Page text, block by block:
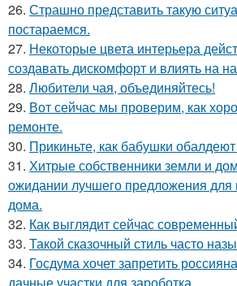
26. Страшно представить такую
постараемся.
27. Некоторые цвета интерьера
создавать дискомфорт и влиять на
28. Любители чая, объединяйтесь!
29. Вот сейчас мы проверим, как
ремонте.
30. Прикиньте, как бабушки
31. Хитрые собственники земли и
ожидании лучшего предложения для
дома.
32. Как выглядит сейчас
33. Такой сказочный стиль часто
34. Госдума хочет запретить